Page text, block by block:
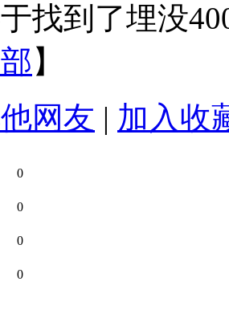
找到了埋没
】
网友 | 加入收
0
0
0
0